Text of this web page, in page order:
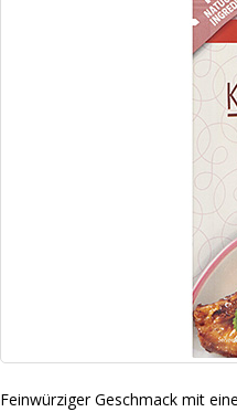
Feinwürziger Geschmack mit